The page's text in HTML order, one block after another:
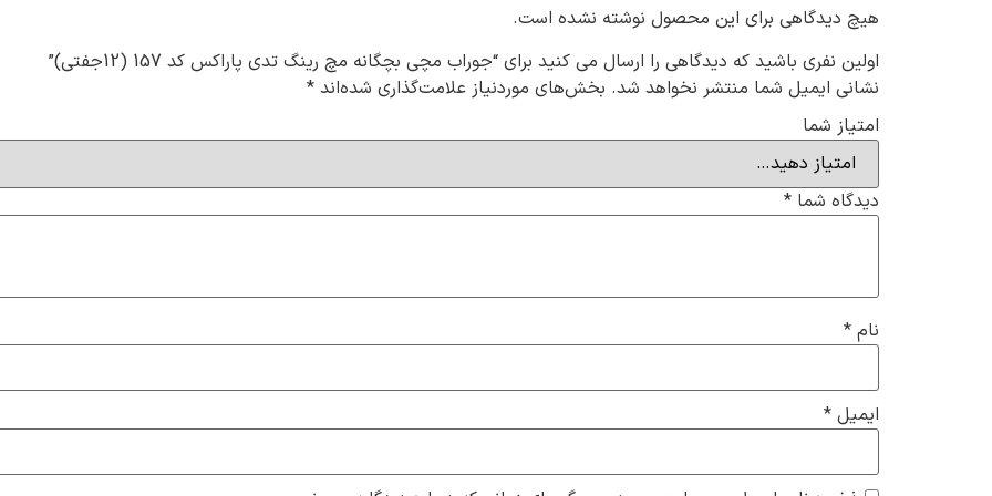
هیچ دیدگاهی برای این محصول نوشته نشده است.
اولین نفری باشید که دیدگاهی را ارسال می کنید برای “جوراب مچی بچگانه مچ رینگ تدی پاراکس کد 157 (12جفتی)”
نشانی ایمیل شما منتشر نخواهد شد. بخش‌های موردنیاز علامت‌گذاری شده‌اند *
امتیاز شما
دیدگاه شما *
نام *
ایمیل *